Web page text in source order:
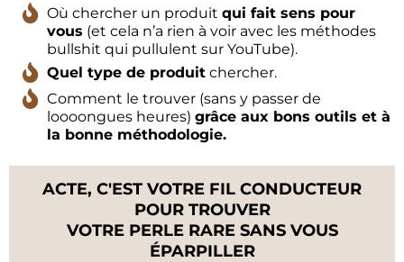
Où chercher un produit qui fait sens pour
vous (et cela n’a rien à voir avec les méthodes
bullshit qui pullulent sur YouTube).
Quel type de produit chercher.
Comment le trouver (sans y passer de
loooongues heures) grâce aux bons outils et à
la bonne méthodologie.
ACTE, C'EST VOTRE FIL CONDUCTEUR
POUR TROUVER
VOTRE PERLE RARE SANS VOUS
ÉPARPILLER